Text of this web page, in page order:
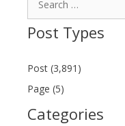
Post Types
Post (3,891)
Page (5)
Categories